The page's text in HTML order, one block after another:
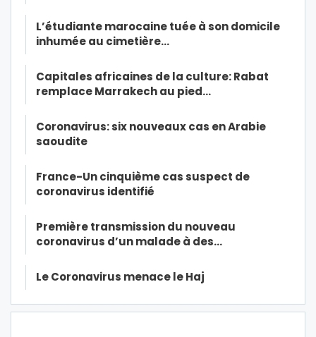
L’étudiante marocaine tuée à son domicile
inhumée au cimetière…
Capitales africaines de la culture: Rabat
remplace Marrakech au pied…
Coronavirus: six nouveaux cas en Arabie
saoudite
France-Un cinquième cas suspect de
coronavirus identifié
Première transmission du nouveau
coronavirus d’un malade à des…
Le Coronavirus menace le Haj